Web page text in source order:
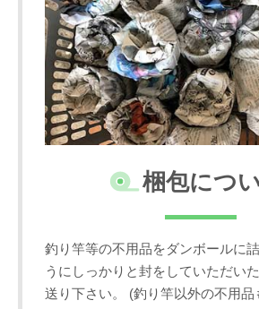
梱包につ
釣り竿等の不用品をダンボールに
うにしっかりと封をしていただい
送り下さい。 (釣り竿以外の不用品